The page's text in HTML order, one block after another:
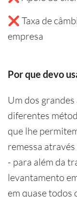
❌ Taxa de
empresa
Por que devo
Um dos
diferentes
que lhe
remessa
- para além da
levantamento
em quase todos